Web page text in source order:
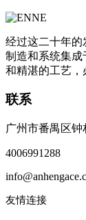
经过这二十年的
制造和系统集成
和精湛的工艺
联系
广州市番禺区钟
4006991288
友情连接